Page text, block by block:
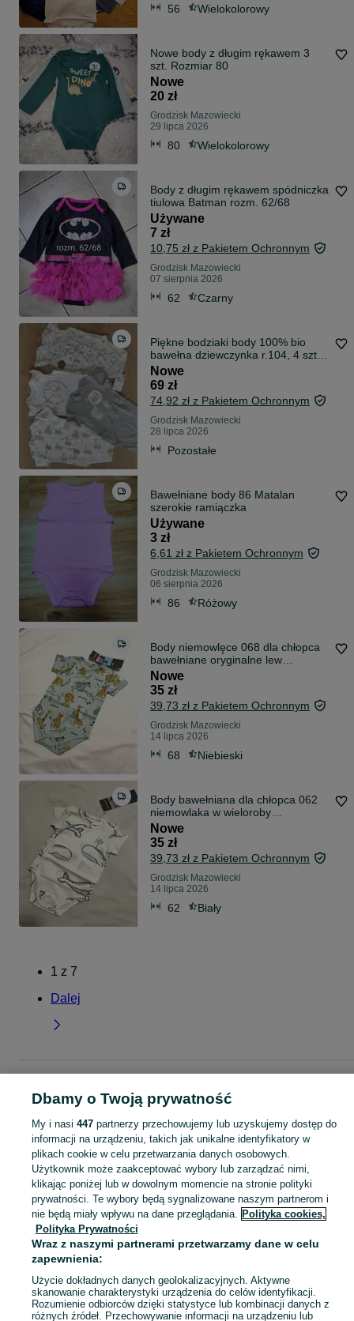
56 Wielokolorowy
Nowe body z długim rękawem 3
szt. Rozmiar 80
Nowe
20 zł
Grodzisk Mazowiecki
29 lipca 2026
80 Wielokolorowy
Body z długim rękawem spódniczka
tiulowa Batman rozm. 62/68
Używane
7 zł
10,75 zł z Pakietem Ochronnym
Grodzisk Mazowiecki
07 sierpnia 2026
62 Czarny
Piękne bodziaki body 100% bio
bawełna dziewczynka r.104, 4 szt
NOWE
Nowe
69 zł
74,92 zł z Pakietem Ochronnym
Grodzisk Mazowiecki
28 lipca 2026
Pozostałe
Bawełniane body 86 Matalan
szerokie ramiączka
Używane
3 zł
6,61 zł z Pakietem Ochronnym
Grodzisk Mazowiecki
06 sierpnia 2026
86 Różowy
Body niemowlęce 068 dla chłopca
bawełniane oryginalne lew
Coccodrillo
Nowe
35 zł
39,73 zł z Pakietem Ochronnym
Grodzisk Mazowiecki
14 lipca 2026
68 Niebieski
Body bawełniana dla chłopca 062
niemowlaka w wieloroby
Coccodrillo
Nowe
35 zł
39,73 zł z Pakietem Ochronnym
Grodzisk Mazowiecki
14 lipca 2026
62 Biały
1 z 7
Dalej
Body - Grodzisk Mazowiecki
KATEGORIA
ubranko do chrztu dla chłopca,ubranko do chrztu dla dziewczynki,ubranko
Zobacz
Mapa kategorii
Mapa miejscowości
Mapa ministron
Popularne wyszukiwania
Dbamy o Twoją prywatność
My i nasi 447partnerzy przechowujemy lub uzyskujemy dostęp do
informacji na urządzeniu, takich jak unikalne identyfikatory w
plikach cookie w celu przetwarzania danych osobowych.
Użytkownik może zaakceptować wybory lub zarządzać nimi,
klikając poniżej lub w dowolnym momencie na stronie polityki
prywatności. Te wybory będą sygnalizowane naszym partnerom i
nie będą miały wpływu na dane przeglądania. Polityka cookies,
Polityka Prywatności
Wraz z naszymi partnerami przetwarzamy dane w celu
zapewnienia:
Użycie dokładnych danych geolokalizacyjnych. Aktywne
skanowanie charakterystyki urządzenia do celów identyfikacji.
Rozumienie odbiorców dzięki statystyce lub kombinacji danych z
różnych źródeł. Przechowywanie informacji na urządzeniu lub